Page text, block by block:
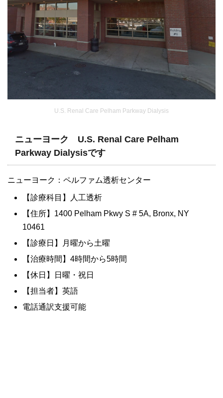
U.S. Renal Care Pelham Parkway Dialysis
ニューヨーク U.S. Renal Care Pelham
Parkway Dialysisです
ニューヨーク：ペルファム透析センター
【診療科目】人工透析
【住所】1400 Pelham Pkwy S # 5A, Bronx, NY
10461
【診療日】月曜から土曜
【治療時間】4時間から5時間
【休日】日曜・祝日
【担当者】英語
電話通訳支援可能